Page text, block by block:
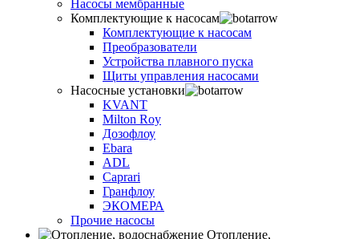
Насосы мембранные
Комплектующие к насосам
Комплектующие к насосам
Преобразователи
Устройства плавного пуска
Щиты управления насосами
Насосные установки
KVANT
Milton Roy
Дозофлоу
Ebara
ADL
Caprari
Гранфлоу
ЭКОМЕРА
Прочие насосы
Отопление,